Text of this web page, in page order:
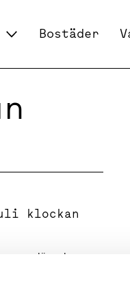
Bostäder
klockan
där vd
på svenska